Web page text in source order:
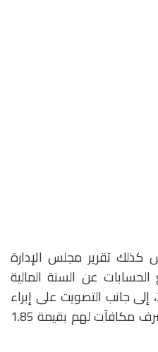
تقرير مجلس الإدارة
الحسابات عن السنة المالية
المنتهية في 31 ديسمبر 2025، إلى جانب التصويت على إبراء
ذمة أعضاء مجلس الإدارة وصرف مكافآت لهم بقيمة 1.85